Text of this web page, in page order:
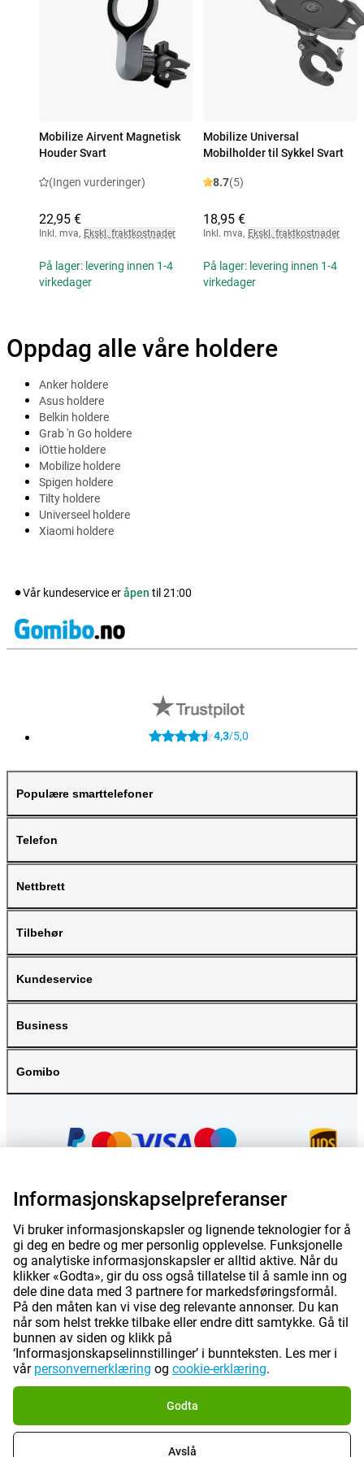
Mobilize Airvent Magnetisk
Houder Svart
(Ingen vurderinger)
22,95 €
Inkl. mva, Ekskl. fraktkostnader
På lager: levering innen 1-4
virkedager
Mobilize Universal
Mobilholder til Sykkel Svart
8.7(5)
18,95 €
Inkl. mva, Ekskl. fraktkostnader
På lager: levering innen 1-4
virkedager
Oppdag alle våre holdere
Anker holdere
Asus holdere
Belkin holdere
Grab 'n Go holdere
iOttie holdere
Mobilize holdere
Spigen holdere
Tilty holdere
Universeel holdere
Xiaomi holdere
Vår kundeservice eråpen til 21:00
4,3/5,0
Populære smarttelefoner
Telefon
Nettbrett
Tilbehør
Kundeservice
Business
Gomibo
Prisene på denne siden er inkl. mva med mindre annet er oppgitt. Prisene
inkluderer ikke fraktkostnader.
*Leveringstidene gjelder ikke for alle produkter eller forsendelsesmetoder:
mer informasjon.
Om Gomibo.no | Personvern | Inntrykk Vilkår og betingelse |
Informasjonskapselpreferanser | ©2026 Gomibo.no
Informasjonskapselpreferanser
Vi bruker informasjonskapsler og lignende teknologier for å
gi deg en bedre og mer personlig opplevelse. Funksjonelle
og analytiske informasjonskapsler er alltid aktive. Når du
klikker «Godta», gir du oss også tillatelse til å samle inn og
dele dine data med 3 partnere for markedsføringsformål.
På den måten kan vi vise deg relevante annonser. Du kan
når som helst trekke tilbake eller endre ditt samtykke. Gå til
bunnen av siden og klikk på
‘Informasjonskapselinnstillinger’ i bunnteksten. Les mer i
vår personvernerklæring og cookie-erklæring.
Godta
Avslå